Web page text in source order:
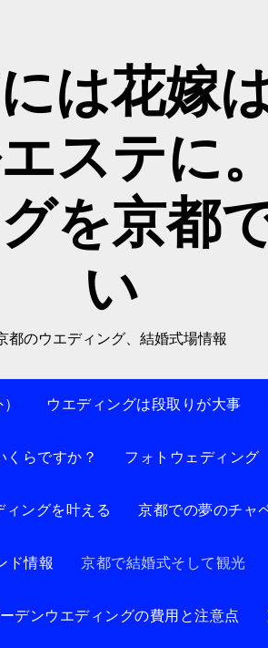
は花嫁
ステに
を京都
い
都のウエディング、結婚式場情報
ウエディングは段取りが大事
くらですか？ フォトウェディング
ィングを叶える 京都での夢のチャ
ド情報 京都で結婚式そして観光
デンウエディングの費用と注意点